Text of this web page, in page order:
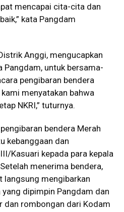
mencapai cita-cita dan
kata Pangdam
Anggi, mengucapkan
Pangdam, untuk bersama-
pengibaran bendera
menyatakan bahwa
NKRI,” tuturnya.
bendera Merah
kebanggaan dan
Kasuari kepada para kepala
menerima bendera,
langsung mengibarkan
dipimpin Pangdam dan
dan rombongan dari Kodam